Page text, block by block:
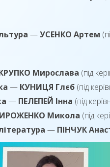
—УСЕНКО Артем
Мирослава (під
— КУНИЦЯ Глєб (під
— ПЕЛЕПЕЙ Інна (під
Микола (під
— ПІНЧУК